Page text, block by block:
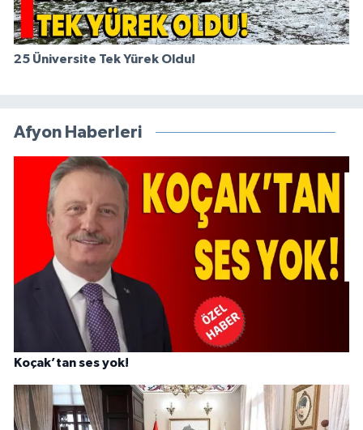
25 Üniversite Tek Yürek Oldu!
Afyon Haberleri
Koçak’tan ses yok!